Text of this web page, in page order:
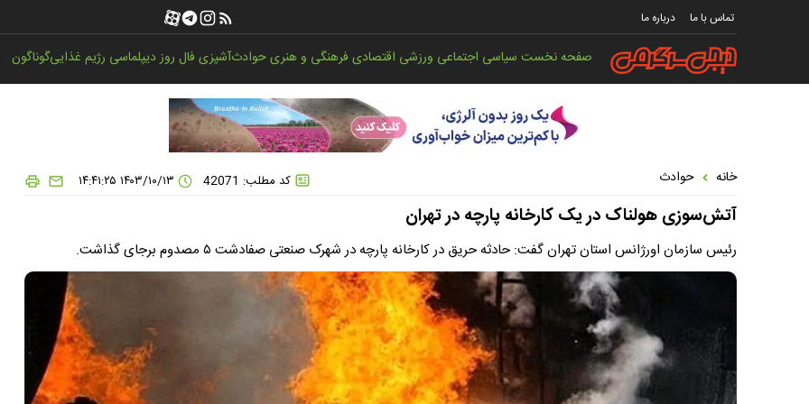
تماس با ما درباره ما
صفحه نخستسیاسی اجتماعی ورزشی اقتصادیفرهنگی و هنریحوادثآشپزیفال روزدیپلماسی رژیم غذاییگوناگون
خانه حوادث کد مطلب: 42071
آتش‌سوزی هولناک در یک کارخانه پارچه در تهران
رئیس سازمان اورژانس استان تهران گفت: حادثه حریق در کارخانه پارچه در شهرک صنعتی صفادشت ۵ مصدوم برجای گذاشت.